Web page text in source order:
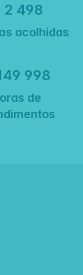
2 500
acolhidas
000
de